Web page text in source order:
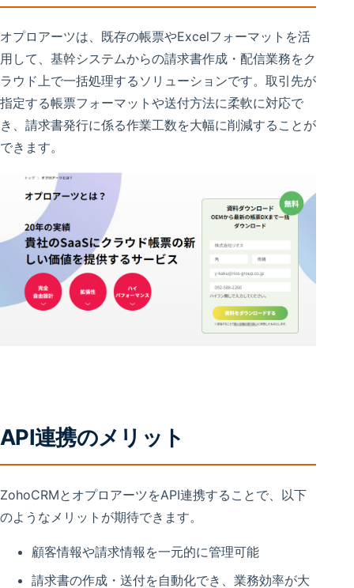
オプロアーツは、既存の帳票やExcelフォーマットを活
用して、基幹システムからの請求書作成・配信業務をク
ラウド上で一括処理するソリューションです。取引先が
指定する帳票フォーマットや送付方法に柔軟に対応で
き、請求書発行に係る作業工数を大幅に削減することが
できます。
API連携のメリット
ZohoCRMとオプロアーツをAPI連携することで、以下
のようなメリットが期待できます。
顧客情報や請求情報を一元的に管理可能
請求書の作成・送付を自動化でき、業務効率が大